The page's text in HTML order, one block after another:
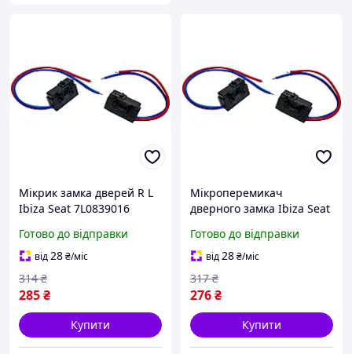
Мікрик замка дверей R L
Ibiza Seat 7L0839016
3B1837016A
Готово до відправки
від28₴/міс
285₴
314 ₴
Купити
Мікроперемикач
дверного замка Ibiza Seat
7L0839016 7L0839015
3B1837015A 7L0839015D
Готово до відправки
від28₴/міс
276₴
317 ₴
Купити